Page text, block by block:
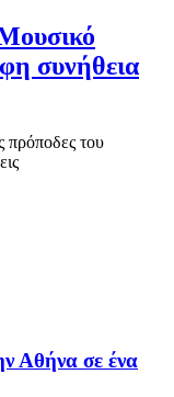
συνήθεια
πρόποδες του
Αθήνα σε ένα